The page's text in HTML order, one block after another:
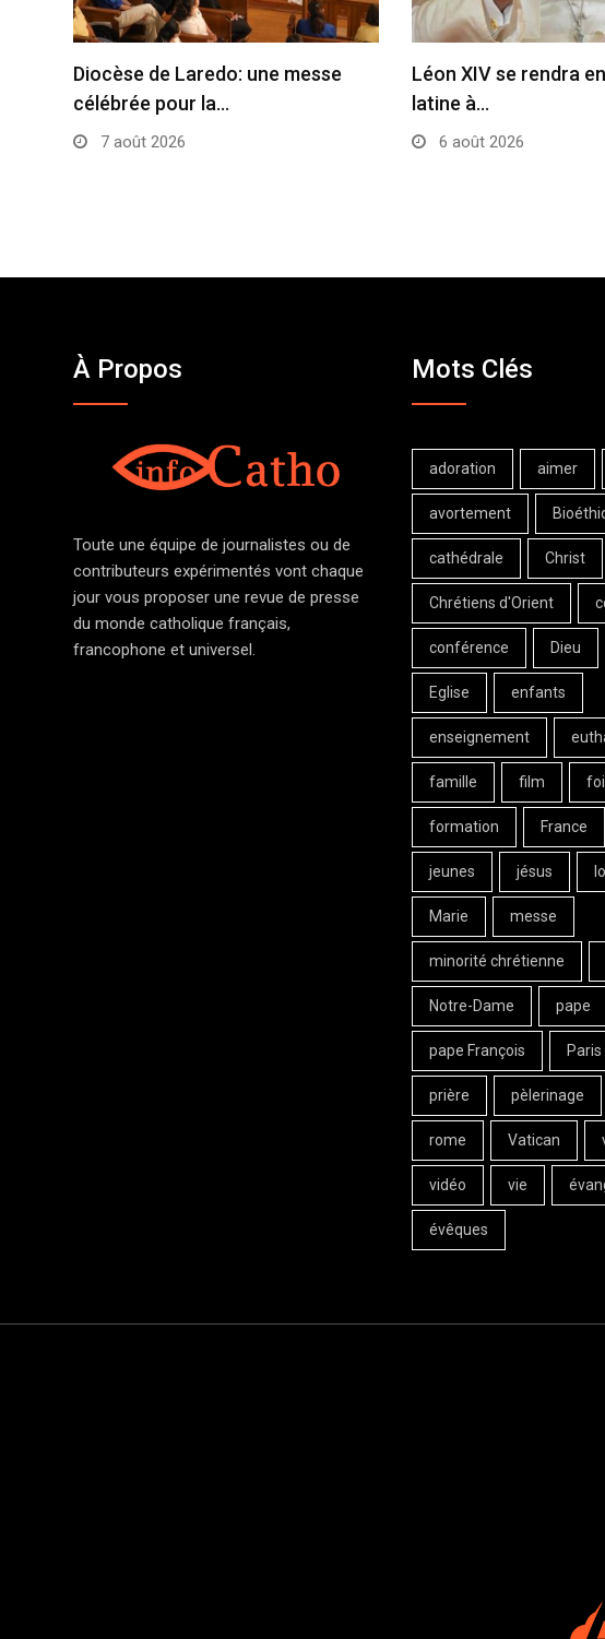
Diocèse de Laredo: une messe
célébrée pour la…
7 août 2026
Léon XIV se rendra
latine à…
6 août 2026
À Propos
Toute une équipe de journalistes ou de
contributeurs expérimentés vont chaque
jour vous proposer une revue de presse
du monde catholique français,
francophone et universel.
Mots Clés
adoration aimer
avortement
cathédrale Christ
Chrétiens d'Orient
conférence Dieu
Eglise enfants
enseignement
famille film foi
formation France
jeunes jésus
Marie messe
minorité chrétienne
Notre-Dame pape
pape François Paris
prière pèlerinage
rome Vatican
vidéo vie
évêques